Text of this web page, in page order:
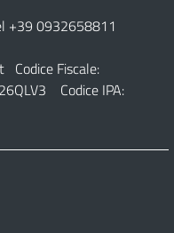
+39 0932658811
Codice Fiscale:
Codice IPA: